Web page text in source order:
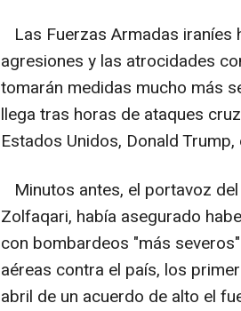
Las Fuerzas Armadas iraníes
agresiones y las atrocidades
tomarán medidas mucho más
llega tras horas de ataques
Estados Unidos, Donald
Minutos antes, el portavoz
Zolfaqari, había asegurado
con bombardeos "más
aéreas contra el país, los
abril de un acuerdo de alto el